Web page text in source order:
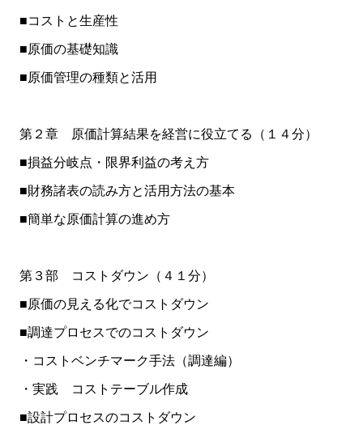
■コストと生産性
■原価の基礎知識
■原価管理の種類と活用
第２章 原価計算結果を経営に役立てる（１４分）
■損益分岐点・限界利益の考え方
■財務諸表の読み方と活用方法の基本
■簡単な原価計算の進め方
第３部 コストダウン（４１分）
■原価の見える化でコストダウン
■調達プロセスでのコストダウン
・コストベンチマーク手法（調達編）
・実践 コストテーブル作成
■設計プロセスのコストダウン